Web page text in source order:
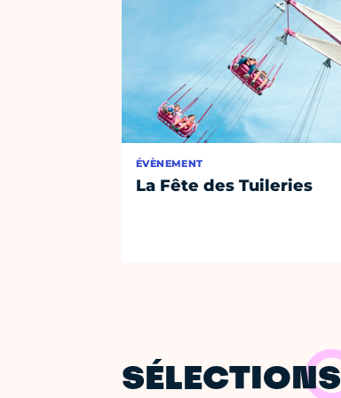
ÉVÈNEMENT
La Fête des Tuileries
SÉLECTIONS